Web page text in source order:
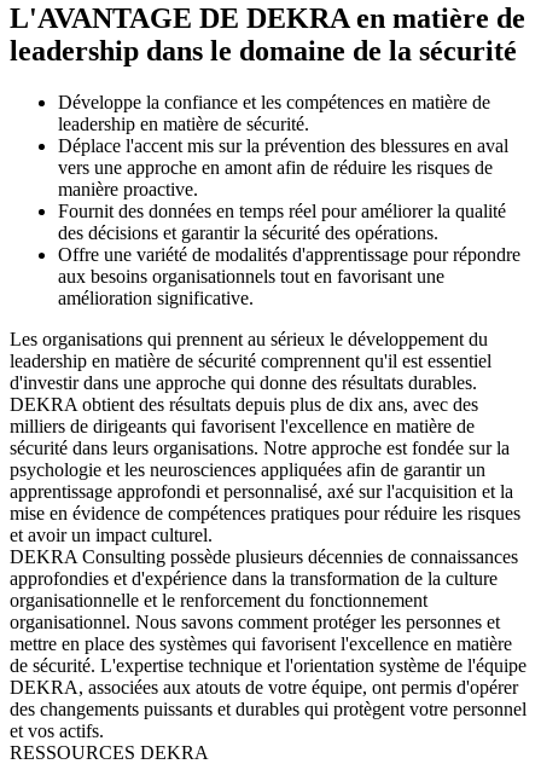
L'AVANTAGE DE DEKRA en matière de
leadership dans le domaine de la sécurité
Développe la confiance et les compétences en matière de
leadership en matière de sécurité.
Déplace l'accent mis sur la prévention des blessures en aval
vers une approche en amont afin de réduire les risques de
manière proactive.
Fournit des données en temps réel pour améliorer la qualité
des décisions et garantir la sécurité des opérations.
Offre une variété de modalités d'apprentissage pour répondre
aux besoins organisationnels tout en favorisant une
amélioration significative.
Les organisations qui prennent au sérieux le développement du
leadership en matière de sécurité comprennent qu'il est essentiel
d'investir dans une approche qui donne des résultats durables.
DEKRA obtient des résultats depuis plus de dix ans, avec des
milliers de dirigeants qui favorisent l'excellence en matière de
sécurité dans leurs organisations. Notre approche est fondée sur la
psychologie et les neurosciences appliquées afin de garantir un
apprentissage approfondi et personnalisé, axé sur l'acquisition et la
mise en évidence de compétences pratiques pour réduire les risques
et avoir un impact culturel.
DEKRA Consulting possède plusieurs décennies de connaissances
approfondies et d'expérience dans la transformation de la culture
organisationnelle et le renforcement du fonctionnement
organisationnel. Nous savons comment protéger les personnes et
mettre en place des systèmes qui favorisent l'excellence en matière
de sécurité. L'expertise technique et l'orientation système de l'équipe
DEKRA, associées aux atouts de votre équipe, ont permis d'opérer
des changements puissants et durables qui protègent votre personnel
et vos actifs.
RESSOURCES DEKRA